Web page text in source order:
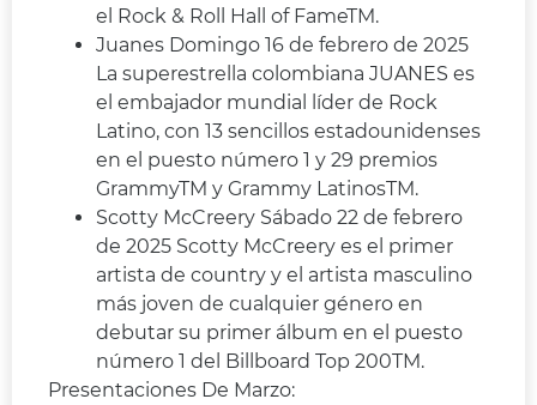
el Rock & Roll Hall of FameTM.
Juanes Domingo 16 de febrero de 2025
La superestrella colombiana JUANES es
el embajador mundial líder de Rock
Latino, con 13 sencillos estadounidenses
en el puesto número 1 y 29 premios
GrammyTM y Grammy LatinosTM.
Scotty McCreery Sábado 22 de febrero
de 2025 Scotty McCreery es el primer
artista de country y el artista masculino
más joven de cualquier género en
debutar su primer álbum en el puesto
número 1 del Billboard Top 200TM.
Presentaciones De Marzo: